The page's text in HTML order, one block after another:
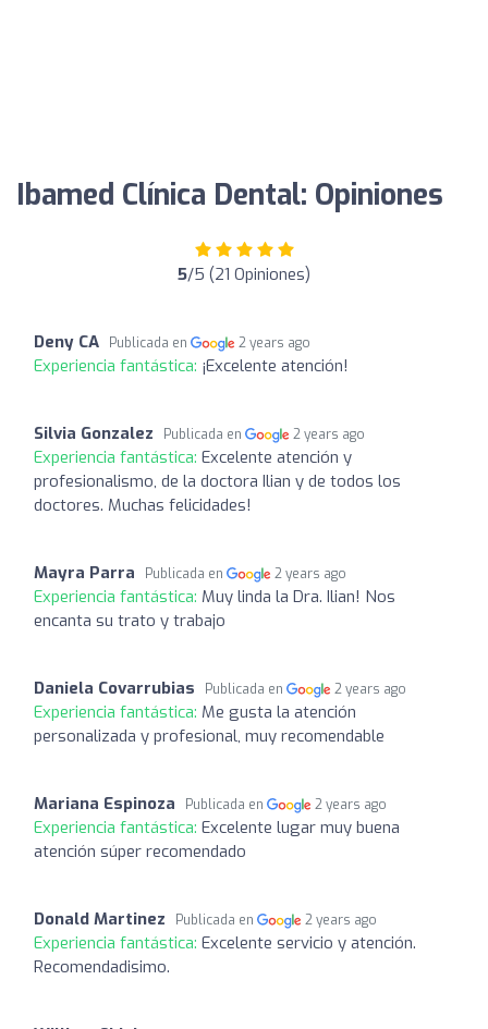
Ibamed Clínica Dental: Opiniones
5/5 (21 Opiniones)
Deny CA Publicada en 2 years ago
Experiencia fantástica: ¡Excelente atención!
Silvia Gonzalez Publicada en 2 years ago
Experiencia fantástica: Excelente atención y
profesionalismo, de la doctora Ilian y de todos los
doctores. Muchas felicidades!
Mayra Parra Publicada en 2 years ago
Experiencia fantástica: Muy linda la Dra. Ilian! Nos
encanta su trato y trabajo
Daniela Covarrubias Publicada en 2 years ago
Experiencia fantástica: Me gusta la atención
personalizada y profesional, muy recomendable
Mariana Espinoza Publicada en 2 years ago
Experiencia fantástica: Excelente lugar muy buena
atención súper recomendado
Donald Martinez Publicada en 2 years ago
Experiencia fantástica: Excelente servicio y atención.
Recomendadisimo.